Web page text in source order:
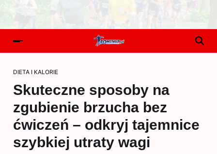
DIETA I KALORIE
Skuteczne sposoby na
zgubienie brzucha bez
ćwiczeń – odkryj tajemnice
szybkiej utraty wagi